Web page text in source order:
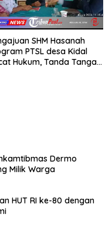
SHM Hasanah
PTSL desa Kidal
Hukum, Tanda Tangan
Dermo
Milik Warga
HUT RI ke-80 dengan